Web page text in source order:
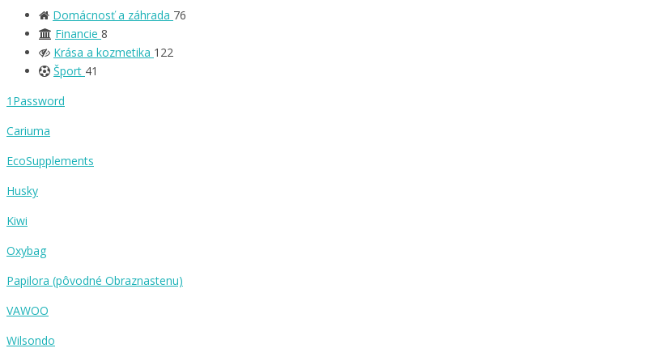
Domácnosť a záhrada 76
Financie 8
Krása a kozmetika 122
Šport 41
1Password
Cariuma
EcoSupplements
Husky
Kiwi
Oxybag
Papilora (pôvodné Obraznastenu)
VAWOO
Wilsondo